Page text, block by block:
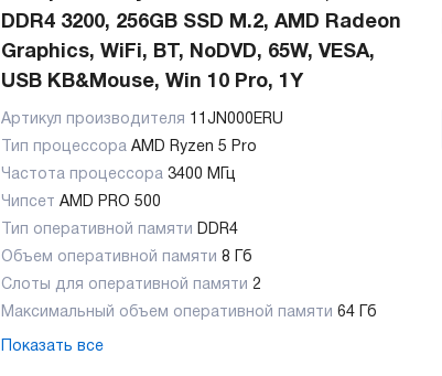
DDR4 3200, 256GB SSD M.2, AMD Radeon
Graphics, WiFi, BT, NoDVD, 65W, VESA,
USB KB&Mouse, Win 10 Pro, 1Y
Артикул производителя 11JN000ERU
Тип процессора AMD Ryzen 5 Pro
Частота процессора 3400 МГц
Чипсет AMD PRO 500
Тип оперативной памяти DDR4
Объем оперативной памяти 8 Гб
Слоты для оперативной памяти 2
Максимальный объем оперативной памяти 64 Гб
Показать все